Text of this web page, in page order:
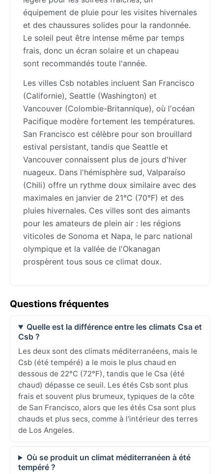
équipement de pluie pour les visites hivernales
et des chaussures solides pour la randonnée.
Le soleil peut être intense même par temps
frais, donc un écran solaire et un chapeau
sont recommandés toute l'année.
Les villes Csb notables incluent San Francisco
(Californie), Seattle (Washington) et
Vancouver (Colombie-Britannique), où l'océan
Pacifique modère fortement les températures.
San Francisco est célèbre pour son brouillard
estival persistant, tandis que Seattle et
Vancouver connaissent plus de jours d'hiver
nuageux. Dans l'hémisphère sud, Valparaíso
(Chili) offre un rythme doux similaire avec des
maximales en janvier de 21°C (70°F) et des
pluies hivernales. Ces villes sont des aimants
pour les amateurs de plein air : les régions
viticoles de Sonoma et Napa, le parc national
olympique et la vallée de l'Okanagan
prospèrent tous sous ce climat doux.
Questions fréquentes
Quelle est la différence entre les climats Csa et
Csb ?
Les deux sont des climats méditerranéens, mais le
Csb (été tempéré) a le mois le plus chaud en
dessous de 22°C (72°F), tandis que le Csa (été
chaud) dépasse ce seuil. Les étés Csb sont plus
frais et souvent plus brumeux, typiques de la côte
de San Francisco, alors que les étés Csa sont plus
chauds et plus secs, comme à l'intérieur des terres
de Los Angeles.
Où se produit un climat méditerranéen à été
tempéré ?